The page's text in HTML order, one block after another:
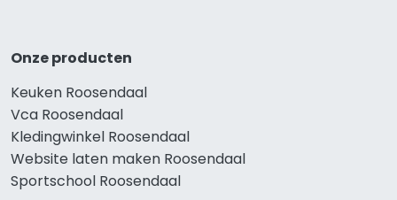
Onze producten
Keuken Roosendaal
Vca Roosendaal
Kledingwinkel Roosendaal
Website laten maken Roosendaal
Sportschool Roosendaal